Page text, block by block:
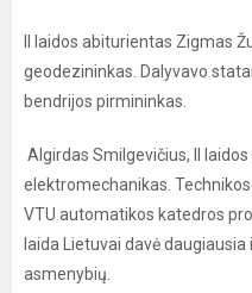
II laidos abiturientas Zigmas
geodezininkas. Dalyvavo
bendrijos pirmininkas.
Algirdas Smilgevičius, II
elektromechanikas.
VTU automatikos katedros
laida Lietuvai davė
asmenybių.